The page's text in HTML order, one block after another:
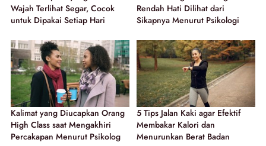
Wajah Terlihat Segar, Cocok
untuk Dipakai Setiap Hari
Rendah Hati Dilihat dari
Sikapnya Menurut Psikologi
Kalimat yang Diucapkan Orang
High Class saat Mengakhiri
Percakapan Menurut Psikolog
5 Tips Jalan Kaki agar Efektif
Membakar Kalori dan
Menurunkan Berat Badan